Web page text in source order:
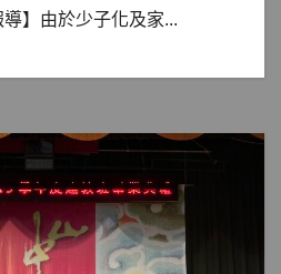
導】由於少子化及家...